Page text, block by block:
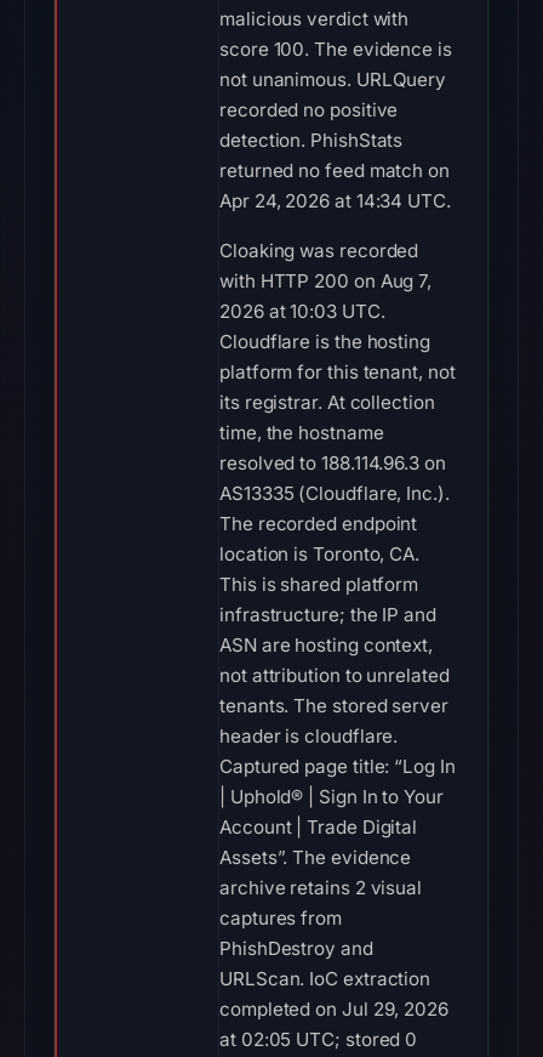
malicious verdict with
score 100. The evidence is
not unanimous. URLQuery
recorded no positive
detection. PhishStats
returned no feed match on
Apr 24, 2026 at 14:34 UTC.
Cloaking was recorded
with HTTP 200 on Aug 7,
2026 at 10:03 UTC.
Cloudflare is the hosting
platform for this tenant, not
its registrar. At collection
time, the hostname
resolved to 188.114.96.3 on
AS13335 (Cloudflare, Inc.).
The recorded endpoint
location is Toronto, CA.
This is shared platform
infrastructure; the IP and
ASN are hosting context,
not attribution to unrelated
tenants. The stored server
header is cloudflare.
Captured page title: “Log In
| Uphold® | Sign In to Your
Account | Trade Digital
Assets”. The evidence
archive retains 2 visual
captures from
PhishDestroy and
URLScan. IoC extraction
completed on Jul 29, 2026
at 02:05 UTC; stored 0